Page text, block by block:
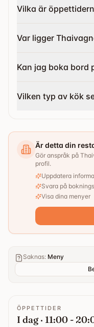
Vilka är
Var ligger
Kan jag boka bord
Vilken typ av kök
Är detta din
Gör anspråk på
profil.
Uppdatera
Svara på
Visa dina menyer
Saknas: Meny
ÖPPETTIDER
I dag · 11:00 -